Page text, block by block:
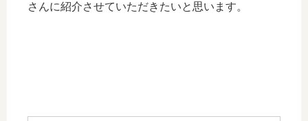
さんに紹介させていただきたいと思います。